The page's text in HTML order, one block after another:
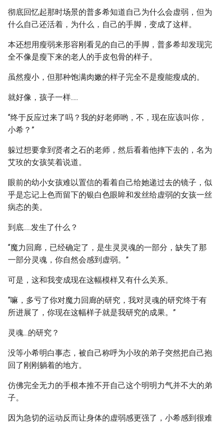
彻底回忆起那时场景的普多希知道自己为什么会虚弱，但为
什么自己还活着，为什么，自己的手脚，变成了这样。
本还想用瘦弱来形容刚看见的自己的手脚，普多希却发现完
全不像是瘦下来的老人的手皮包骨的样子。
虽然瘦小，但那种饱满肉嫩的样子完全不是瘦能瘦成的。
就好像，孩子一样.....
“终于反应过来了吗？我的好老师哟，不，现在应该叫你，
小希？”
躲过想要拿到贤者之石的老师，然后看着他摔下去的，名为
艾玫的女孩笑着说道。
眼前的幼小女孩难以置信的看着自己给她递过去的镜子，似
乎是忘记上色而留下的银白色眼眸和发丝给虚弱的女孩一丝
病态的美。
到底.....发生了什么？
“魔力回廊，已经确定了，是生灵灵魂的一部分，缺失了那
一部分灵魂，你自然会感到虚弱。”
可是，这和我变成现在这幅模样又有什么关系。
“嘛，多亏了你对魔力回廊的研究，我对灵魂的研究终于有
所进展了，你现在这幅样子就是我研究的成果。”
灵魂...的研究？
没等小希明白事态，被自己称呼为小玫的弟子突然把自己抱
回了刚刚躺着的地方。
仿佛完全无力的手根本推不开自己这个明明力气并不大的弟
子。
因为急切的运动反而让身体的虚弱感更强了，小希感到很难